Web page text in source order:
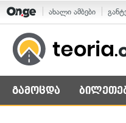
ახალი ამბები
გამოცდა